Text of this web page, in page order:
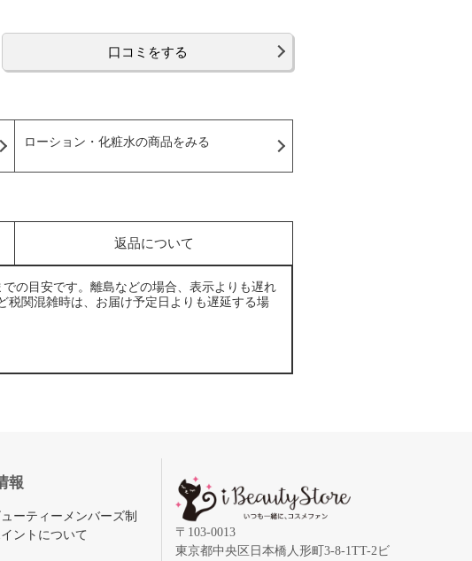
口コミをする
ローション・化粧水の商品をみる
返品について
の目安です。離島などの場合、表示よりも遅れ
税関混雑時は、お届け予定日よりも遅延する場
報
ーティーメンバーズ制
ントについて
〒103-0013
東京都中央区日本橋人形町3-8-1TT-2ビ